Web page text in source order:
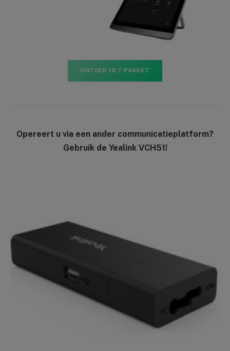
ONTDEK HET PAKKET
Opereert u via een ander communicatieplatform?
Gebruik de Yealink VCH51!